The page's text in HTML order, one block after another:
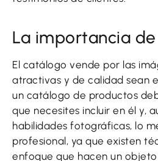
La importancia
El catálogo vende por las
atractivas y de calidad sean
un catálogo de productos
que necesites incluir en él y,
habilidades fotográficas, lo
profesional, ya que existen
enfoque que hacen un